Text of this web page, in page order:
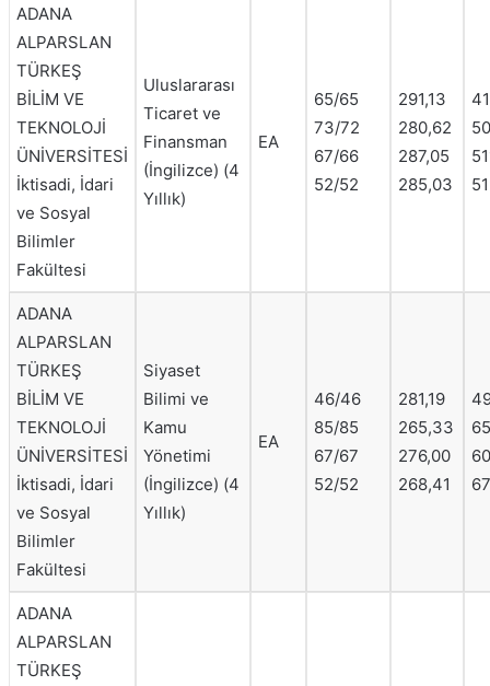
ADANA
ALPARSLAN
TÜRKEŞ
BİLİM VE
TEKNOLOJİ
ÜNİVERSİTESİ
İktisadi, İdari
ve Sosyal
Bilimler
Fakültesi
Uluslararası
Ticaret ve
Finansman
(İngilizce) (4
Yıllık)
EA
65/65
73/72
67/66
52/52
291,13
280,62
287,05
285,03
ADANA
ALPARSLAN
TÜRKEŞ
BİLİM VE
TEKNOLOJİ
ÜNİVERSİTESİ
İktisadi, İdari
ve Sosyal
Bilimler
Fakültesi
Siyaset
Bilimi ve
Kamu
Yönetimi
(İngilizce) (4
Yıllık)
EA
46/46
85/85
67/67
52/52
281,19
265,33
276,00
268,41
ADANA
ALPARSLAN
TÜRKEŞ